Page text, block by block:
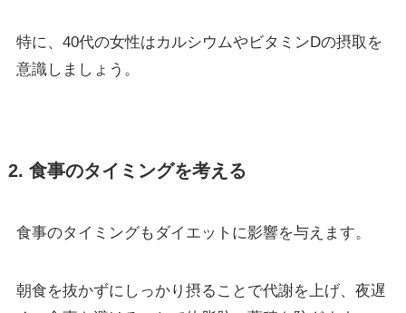
特に、40代の女性はカルシウムやビタミンDの摂取を
意識しましょう。
2. 食事のタイミングを考える
食事のタイミングもダイエットに影響を与えます。
朝食を抜かずにしっかり摂ることで代謝を上げ、夜遅